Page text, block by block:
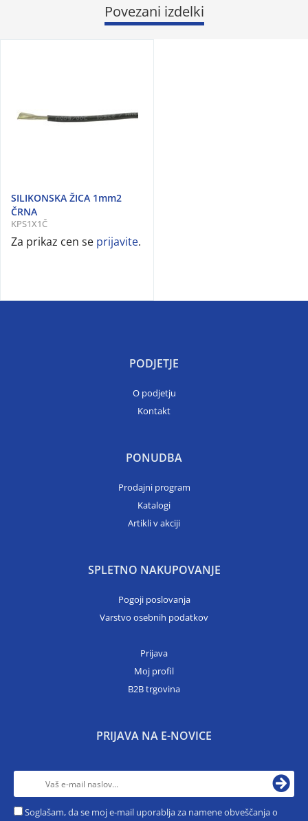
Povezani izdelki
SILIKONSKA ŽICA 1mm2
ČRNA
KPS1X1Č
Za prikaz cen se prijavite.
PODJETJE
O podjetju
Kontakt
PONUDBA
Prodajni program
Katalogi
Artikli v akciji
SPLETNO NAKUPOVANJE
Pogoji poslovanja
Varstvo osebnih podatkov
Prijava
Moj profil
B2B trgovina
PRIJAVA NA E-NOVICE
Soglašam, da se moj e-mail uporablja za namene obveščanja o